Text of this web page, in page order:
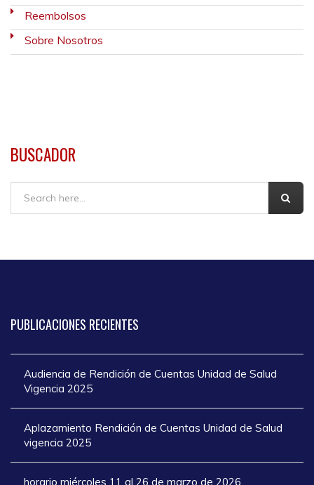
Reembolsos
Sobre Nosotros
BUSCADOR
Buscar
PUBLICACIONES RECIENTES
Audiencia de Rendición de Cuentas Unidad de Salud
Vigencia 2025
Aplazamiento Rendición de Cuentas Unidad de Salud
vigencia 2025
horario miércoles 11 al 26 de marzo de 2026